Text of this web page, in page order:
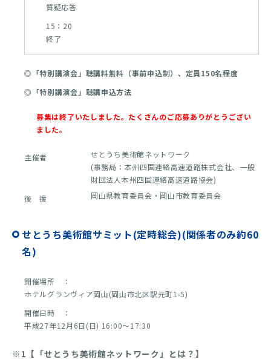
質疑応答
15：20
終了
◎「特別講演会」聴講料無料（事前申込制）、定員150名程度
◎「特別講演会」聴講申込方法
募集は終了いたしました。たくさんのご応募ありがとうござい
ました。
主催者
せとうち美術館ネットワーク
(事務局：本州四国連絡高速道路株式会社、一般
財団法人本州四国連絡高速道路協会)
後 援
岡山県教育委員会・岡山市教育委員会
せとうち美術館サミット(定時総会)(関係者のみ約60
名)
開催場所 ：
ホテルグランヴィア岡山(岡山市北区駅元町1-5)
開催日時 ：
平成27年12月6日(日) 16:00～17:30
※1【「せとうち美術館ネットワーク」とは？】